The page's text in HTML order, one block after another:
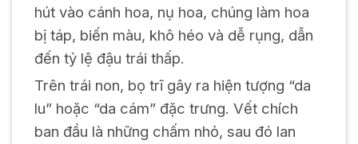
hút vào cánh hoa, nụ hoa, chúng làm hoa
bị táp, biến màu, khô héo và dễ rụng, dẫn
đến tỷ lệ đậu trái thấp.
Trên trái non, bọ trĩ gây ra hiện tượng “da
lu” hoặc “da cám” đặc trưng. Vết chích
ban đầu là những chấm nhỏ, sau đó lan